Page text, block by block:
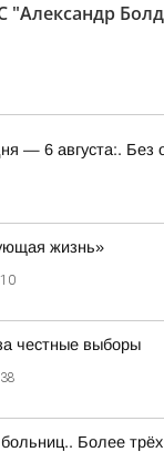
"Александр
— 6 августа:. Без
жизнь»
честные выборы
Более